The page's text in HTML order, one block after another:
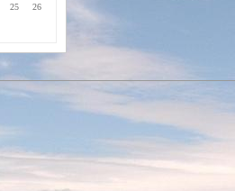
25
26